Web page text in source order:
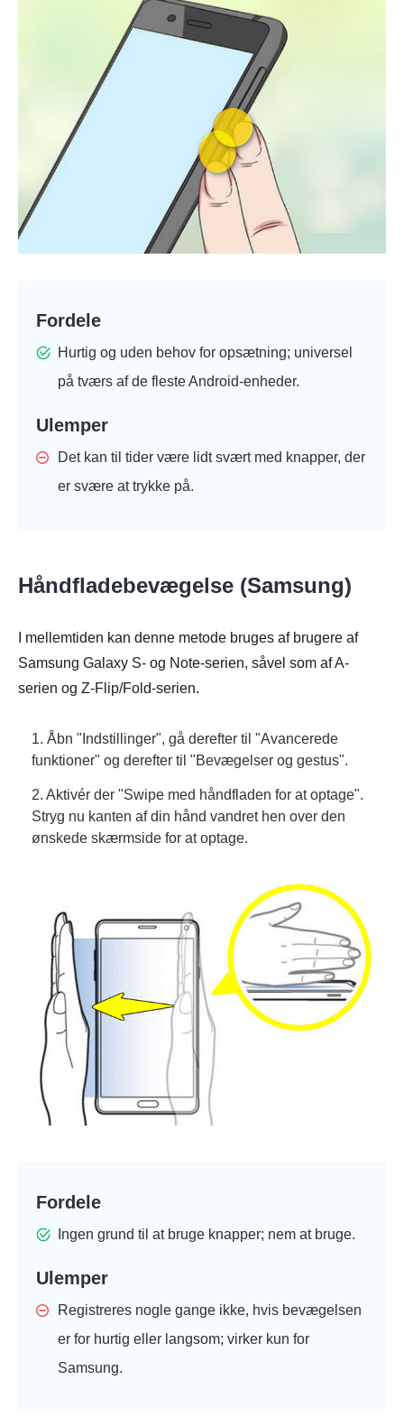
Fordele
Hurtig og uden behov for opsætning; universel
på tværs af de fleste Android-enheder.
Ulemper
Det kan til tider være lidt svært med knapper, der
er svære at trykke på.
Håndfladebevægelse (Samsung)
I mellemtiden kan denne metode bruges af brugere af
Samsung Galaxy S- og Note-serien, såvel som af A-
serien og Z-Flip/Fold-serien.
1. Åbn "Indstillinger", gå derefter til "Avancerede
funktioner" og derefter til "Bevægelser og gestus".
2. Aktivér der "Swipe med håndfladen for at optage".
Stryg nu kanten af din hånd vandret hen over den
ønskede skærmside for at optage.
Fordele
Ingen grund til at bruge knapper; nem at bruge.
Ulemper
Registreres nogle gange ikke, hvis bevægelsen
er for hurtig eller langsom; virker kun for
Samsung.